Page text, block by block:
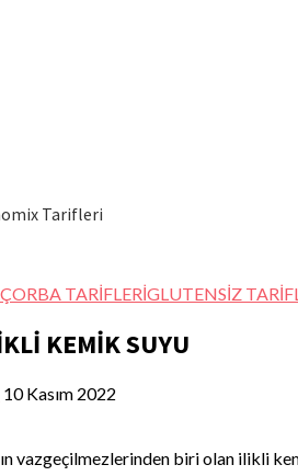
Tarifleri
ÇORBA TARİFLERİGLUTENSİZ
KEMİK SUYU
10 Kasım 2022
vazgeçilmezlerinden biri olan ilikli